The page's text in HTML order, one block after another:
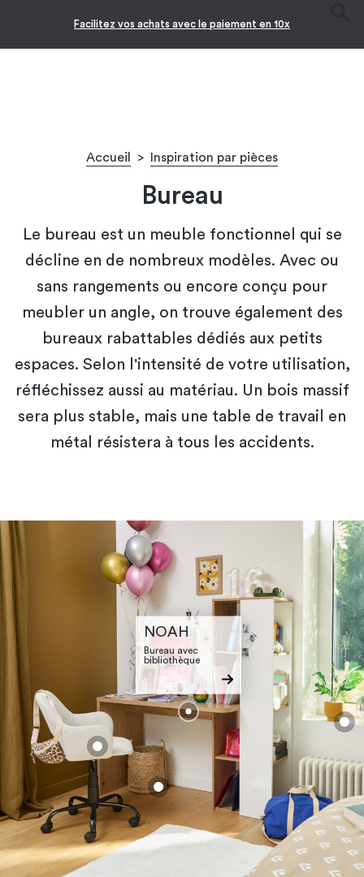
Facilitez vos achats avec le paiement en 10x
Accueil > Inspiration par pièces
Bureau
Le bureau est un meuble fonctionnel qui se
décline en de nombreux modèles. Avec ou
sans rangements ou encore conçu pour
meubler un angle, on trouve également des
bureaux rabattables dédiés aux petits
espaces. Selon l'intensité de votre utilisation,
réfléchissez aussi au matériau. Un bois massif
sera plus stable, mais une table de travail en
métal résistera à tous les accidents.
NOAH
Bureau avec
bibliothèque